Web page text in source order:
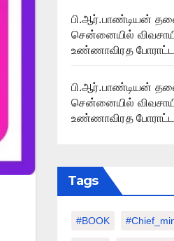
பி.ஆர்.பாண்டியன்
சென்னையில்
உண்ணாவிரத
பி.ஆர்.பாண்டியன்
சென்னையில்
உண்ணாவிரத
Tags
#BOOK